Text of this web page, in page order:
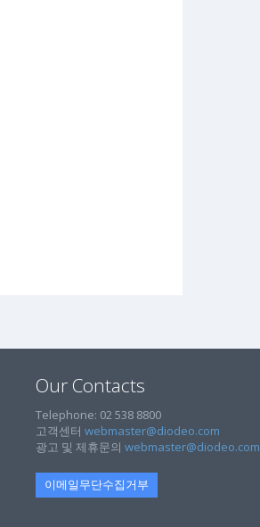
Our Contacts
Telephone: 02 538 8800
고객센터 webmaster@diodeo.com
광고 및 제휴문의 webmaster@diodeo.com
이메일무단수집거부